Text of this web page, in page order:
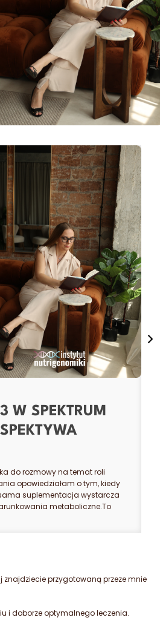
W SPEKTRUM
do rozmowy na temat roli
opowiedziałam o tym, kiedy
suplementacja wystarcza
metaboliczne.To
przygotowaną przeze mnie
i doborze optymalnego leczenia.